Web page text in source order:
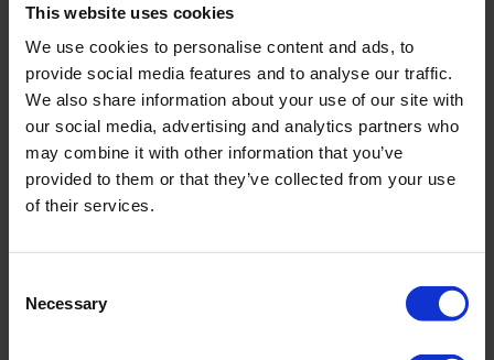
This website uses cookies
We use cookies to personalise content and ads, to
provide social media features and to analyse our traffic.
We also share information about your use of our site with
our social media, advertising and analytics partners who
may combine it with other information that you’ve
provided to them or that they’ve collected from your use
of their services.
Selection
Necessary